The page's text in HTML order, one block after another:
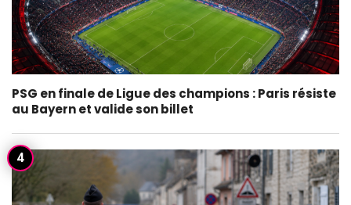
PSG en finale de Ligue des champions : Paris résiste
au Bayern et valide son billet